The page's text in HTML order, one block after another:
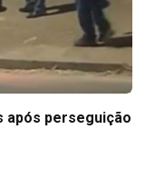
após perseguição